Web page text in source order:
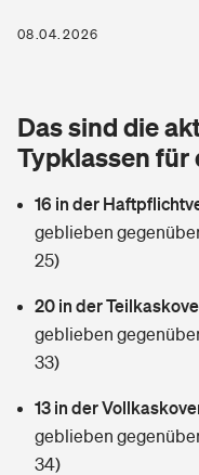
Zur Übersicht
Tools
Wer versichert was:
Sie haben Fragen?
Glasversicherung
Mietkautionsversicherung
Restkreditversicherung
Zur Übersicht
Tools
Kinderinvalidität
Hundehalter-Haftpflicht
Handyversicherung
Private
Dread-Disease-
Zur Übersicht
Tools
Wer versichert was:
Sie haben Fragen?
08.04.2026
Das sind die
Typklassen für
16 in der
geblieben
25)
20 in der
geblieben
33)
13 in der
geblieben
34)